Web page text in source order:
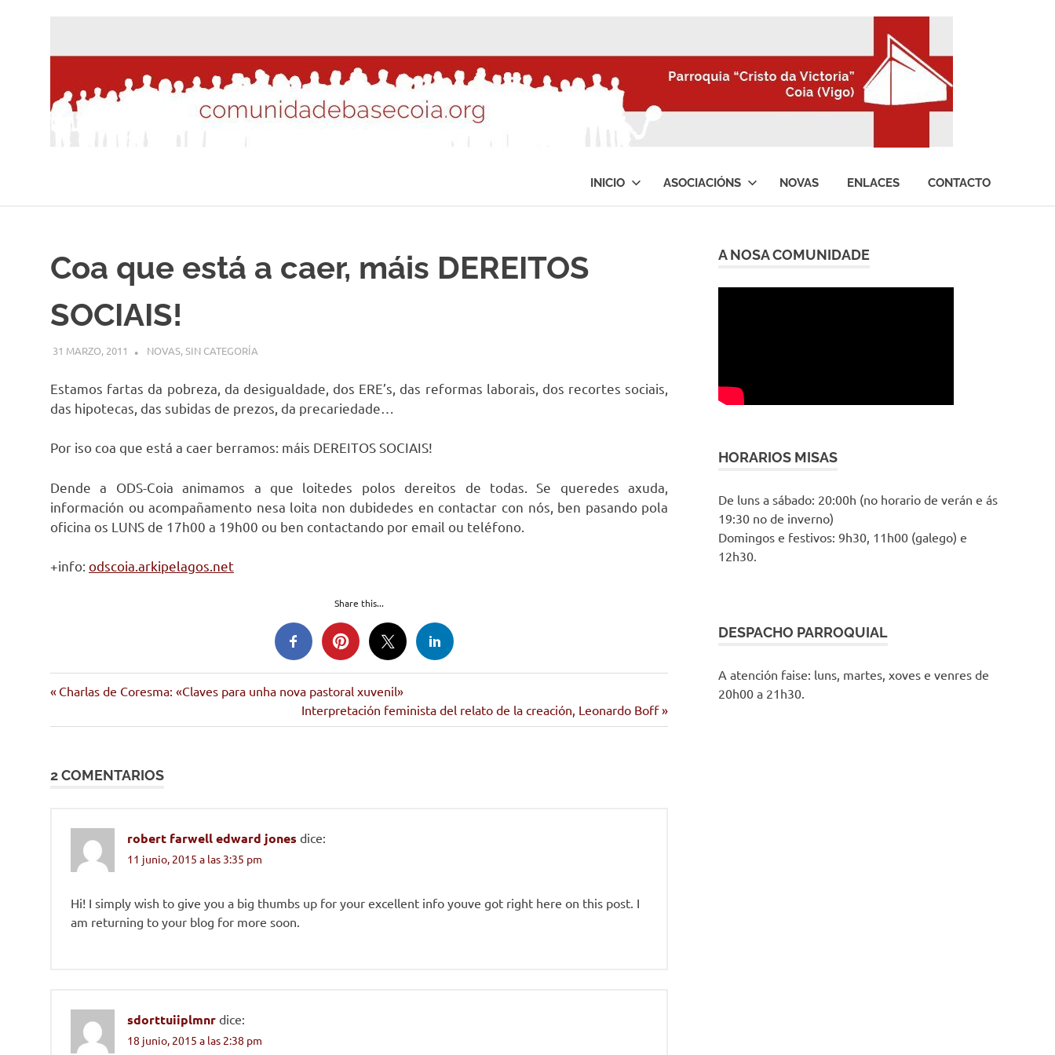
INICIO ASOCIACIÓNS NOVAS ENLACES CONTACTO
Coa que está a caer, máis DEREITOS
SOCIAIS!
31 MARZO, 2011 DESARROLLO
NOVAS,SIN CATEGORÍA
Estamos fartas da pobreza, da desigualdade, dos ERE’s, das reformas laborais, dos recortes sociais,
das hipotecas, das subidas de prezos, da precariedade…
Por iso coa que está a caer berramos: máis DEREITOS SOCIAIS!
Dende a ODS-Coia animamos a que loitedes polos dereitos de todas. Se queredes axuda,
información ou acompañamento nesa loita non dubidedes en contactar con nós, ben pasando pola
oficina os LUNS de 17h00 a 19h00 ou ben contactando por email ou teléfono.
+info: odscoia.arkipelagos.net
Share this...
coia
Navegación
de
Entrada
Charlas de Coresma: «Claves para unha nova pastoral xuvenil»
Siguiente
entrada:
Interpretación feminista del relato de la creación, Leonardo Boff
2 COMENTARIOS
robert farwell edward jones dice:
11 junio, 2015 a las 3:35 pm
Hi! I simply wish to give you a big thumbs up for your excellent info youve got right here on this post. I
am returning to your blog for more soon.
sdorttuiiplmnr dice:
18 junio, 2015 a las 2:38 pm
A NOSA COMUNIDADE
HORARIOS MISAS
De luns a sábado: 20:00h (no horario de verán e ás
19:30 no de inverno)
Domingos e festivos: 9h30, 11h00 (galego) e
12h30.
DESPACHO PARROQUIAL
A atención faise: luns, martes, xoves e venres de
20h00 a 21h30.